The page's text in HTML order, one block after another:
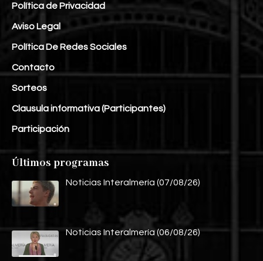
Política de Privacidad
Aviso Legal
Política De Redes Sociales
Contacto
Sorteos
Clausula informativa (Participantes)
Participación
Últimos programas
Noticias Interalmería (07/08/26)
Noticias Interalmería (06/08/26)